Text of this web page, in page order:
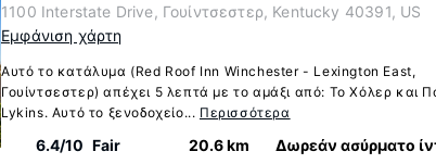
1100 Interstate Drive, Γουίντσεστερ, Kentucky 40391, US
Εμφάνιση χάρτη
Αυτό το κατάλυμα (Red Roof Inn Winchester - Lexington East,
Γουίντσεστερ) απέχει 5 λεπτά με το αμάξι από: Το Χόλερ και
Lykins. Αυτό το ξενοδοχείο... Περισσότερα
6.4/10 Fair
20.6 km Δωρεάν ασύρματο